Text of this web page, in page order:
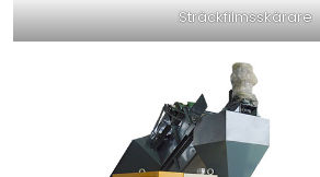
Sträckfilmsskärare